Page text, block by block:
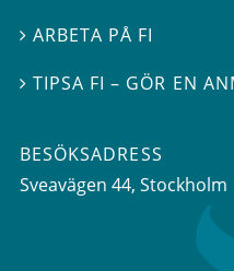
 ARBETA PÅ FI
TIPSA FI – GÖR EN
BESÖKSADRESS
Sveavägen 44, Stockholm